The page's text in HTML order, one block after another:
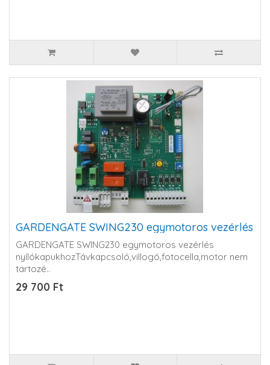
GARDENGATE SWING230 egymotoros vezérlés
GARDENGATE SWING230 egymotoros vezérlés
nyílókapukhozTávkapcsoló,villogó,fotocella,motor nem
tartozé..
29 700 Ft